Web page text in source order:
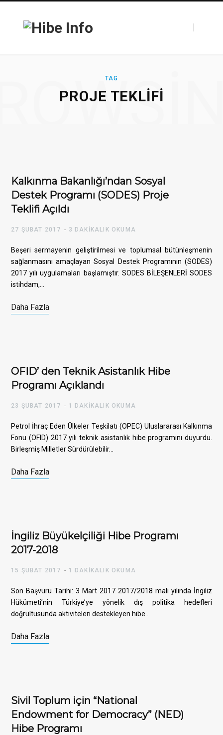
b
k
TAG
PROJE TEKLIFI
Kalkınma Bakanlığı’ndan Sosyal
Destek Programı (SODES) Proje
Teklifi Açıldı
27 ŞUBAT 2017 3 DAKIKALIK OKUMA
Beşeri sermayenin geliştirilmesi ve toplumsal bütünleşmenin
sağlanmasını amaçlayan Sosyal Destek Programının (SODES)
2017 yılı uygulamaları başlamıştır. SODES BİLEŞENLERİ SODES
istihdam,…
Daha Fazla
OFID’ den Teknik Asistanlık Hibe
Programı Açıklandı
23 ŞUBAT 2017 1 DAKIKALIK OKUMA
Petrol İhraç Eden Ülkeler Teşkilatı (OPEC) Uluslararası Kalkınma
Fonu (OFID) 2017 yılı teknik asistanlık hibe programını duyurdu.
Birleşmiş Milletler Sürdürülebilir…
Daha Fazla
İngiliz Büyükelçiliği Hibe Programı
2017-2018
15 ŞUBAT 2017 1 DAKIKALIK OKUMA
Son Başvuru Tarihi: 3 Mart 2017 2017/2018 mali yılında İngiliz
Hükümeti’nin Türkiye’ye yönelik dış politika hedefleri
doğrultusunda aktiviteleri destekleyen hibe…
Daha Fazla
Sivil Toplum için “National
Endowment for Democracy” (NED)
Hibe Programı